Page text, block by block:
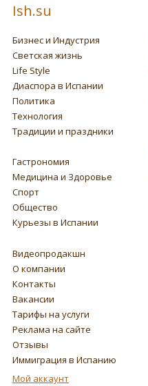
Ish.su
Бизнес и Индустрия
Светская жизнь
Life Style
Диаспора в Испании
Политика
Технология
Традиции и праздники
Гастрономия
Медицина и Здоровье
Спорт
Общество
Курьезы в Испании
Видеопродакшн
О компании
Контакты
Вакансии
Тарифы на услуги
Реклама на сайте
Отзывы
Иммиграция в Испанию
Мой аккаунт